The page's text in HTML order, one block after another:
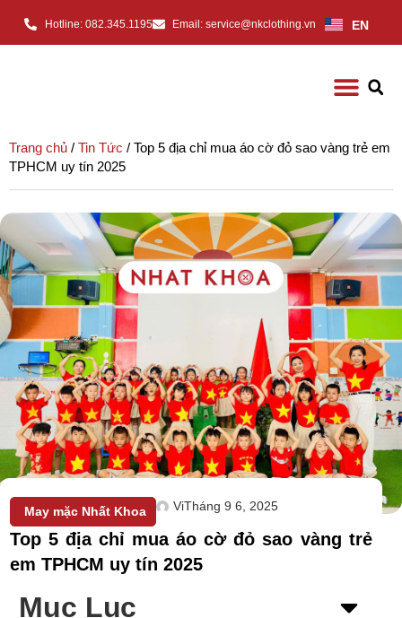
Hotline: 082.345.1195 Email: service@nkclothing.vn EN
Trang chủ / Tin Tức / Top 5 địa chỉ mua áo cờ đỏ sao vàng trẻ em
TPHCM uy tín 2025
May mặc Nhất Khoa ViTháng 9 6, 2025
Top 5 địa chỉ mua áo cờ đỏ sao vàng trẻ
em TPHCM uy tín 2025
Mục Lục